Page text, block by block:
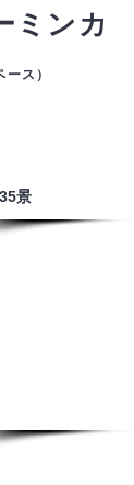
ミンカ
ス）
景